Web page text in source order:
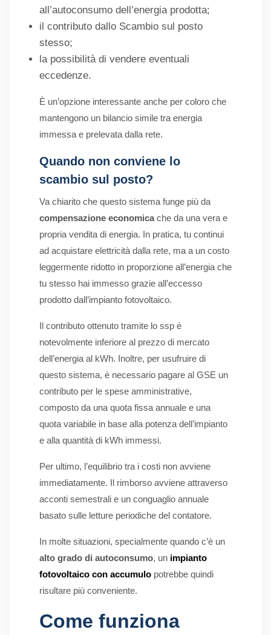
all’autoconsumo dell’energia prodotta;
il contributo dallo Scambio sul posto
stesso;
la possibilità di vendere eventuali
eccedenze.
È un’opzione interessante anche per coloro che
mantengono un bilancio simile tra energia
immessa e prelevata dalla rete.
Quando non conviene lo
scambio sul posto?
Va chiarito che questo sistema funge più da
compensazione economicache da una vera e
propria vendita di energia. In pratica, tu continui
ad acquistare elettricità dalla rete, ma a un costo
leggermente ridotto in proporzione all’energia che
tu stesso hai immesso grazie all’eccesso
prodotto dall’impianto fotovoltaico.
Il contributo ottenuto tramite lo ssp è
notevolmente inferiore al prezzo di mercato
dell’energia al kWh. Inoltre, per usufruire di
questo sistema, è necessario pagare al GSE un
contributo per le spese amministrative,
composto da una quota fissa annuale e una
quota variabile in base alla potenza dell’impianto
e alla quantità di kWh immessi.
Per ultimo, l’equilibrio tra i costi non avviene
immediatamente. Il rimborso avviene attraverso
acconti semestrali e un conguaglio annuale
basato sulle letture periodiche del contatore.
In molte situazioni, specialmente quando c’è un
alto grado di autoconsumo, un impianto
fotovoltaico con accumulo potrebbe quindi
risultare più conveniente.
Come funziona